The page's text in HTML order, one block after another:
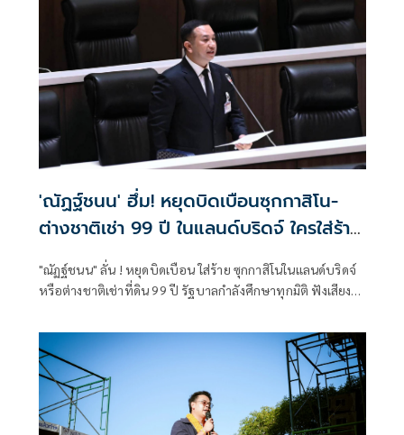
'ณัฏฐ์ชนน' ฮึ่ม! หยุดบิดเบือนซุกกาสิโน-
ต่างชาติเช่า 99 ปี ในแลนด์บริดจ์ ใครใส่ร้าย
"ณัฏฐ์ชนน" ลั่น ! หยุดบิดเบือน ใส่ร้าย ซุกกาสิโนในแลนด์บริดจ์
หรือต่างชาติเช่าที่ดิน 99 ปี รัฐบาลกำลังศึกษาทุกมิติ ฟังเสียง